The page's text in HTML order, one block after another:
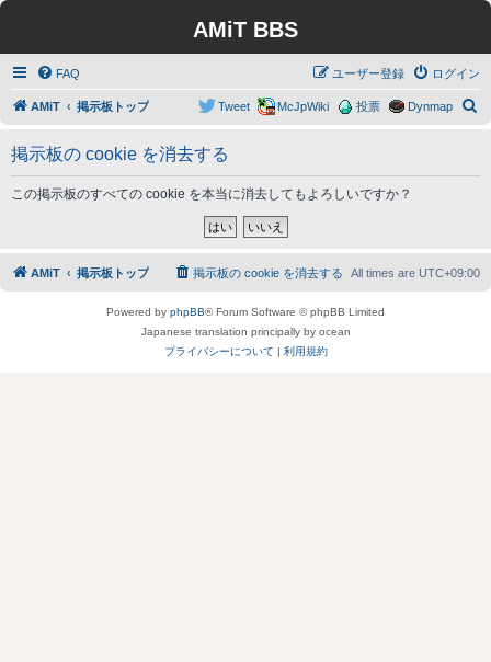
AMiT BBS
FAQ ログイン
ユーザー登録
AMiT 掲示板トップ Dynmap
投票
McJpWiki
Tweet
掲示板の cookie を消去する
この掲示板のすべての cookie を本当に消去してもよろしいですか？
AMiT 掲示板トップ All times are UTC+09:00
掲示板の cookie を消去する
Powered by phpBB® Forum Software © phpBB Limited
Japanese translation principally by ocean
プライバシーについて | 利用規約